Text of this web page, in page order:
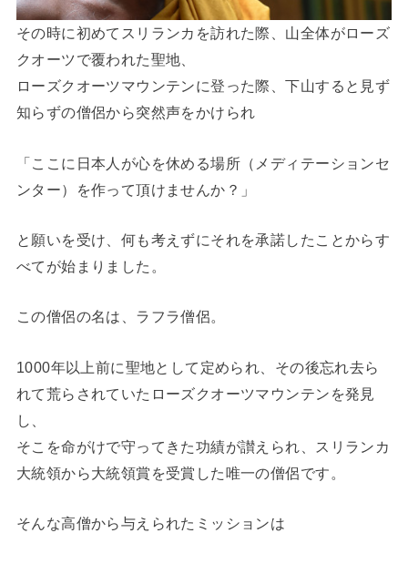
その時に初めてスリランカを訪れた際、山全体がローズ
クオーツで覆われた聖地、
ローズクオーツマウンテンに登った際、下山すると見ず
知らずの僧侶から突然声をかけられ
「ここに日本人が心を休める場所（メディテーションセ
ンター）を作って頂けませんか？」
と願いを受け、何も考えずにそれを承諾したことからす
べてが始まりました。
この僧侶の名は、ラフラ僧侶。
1000年以上前に聖地として定められ、その後忘れ去ら
れて荒らされていたローズクオーツマウンテンを発見
し、
そこを命がけで守ってきた功績が讃えられ、スリランカ
大統領から大統領賞を受賞した唯一の僧侶です。
そんな高僧から与えられたミッションは